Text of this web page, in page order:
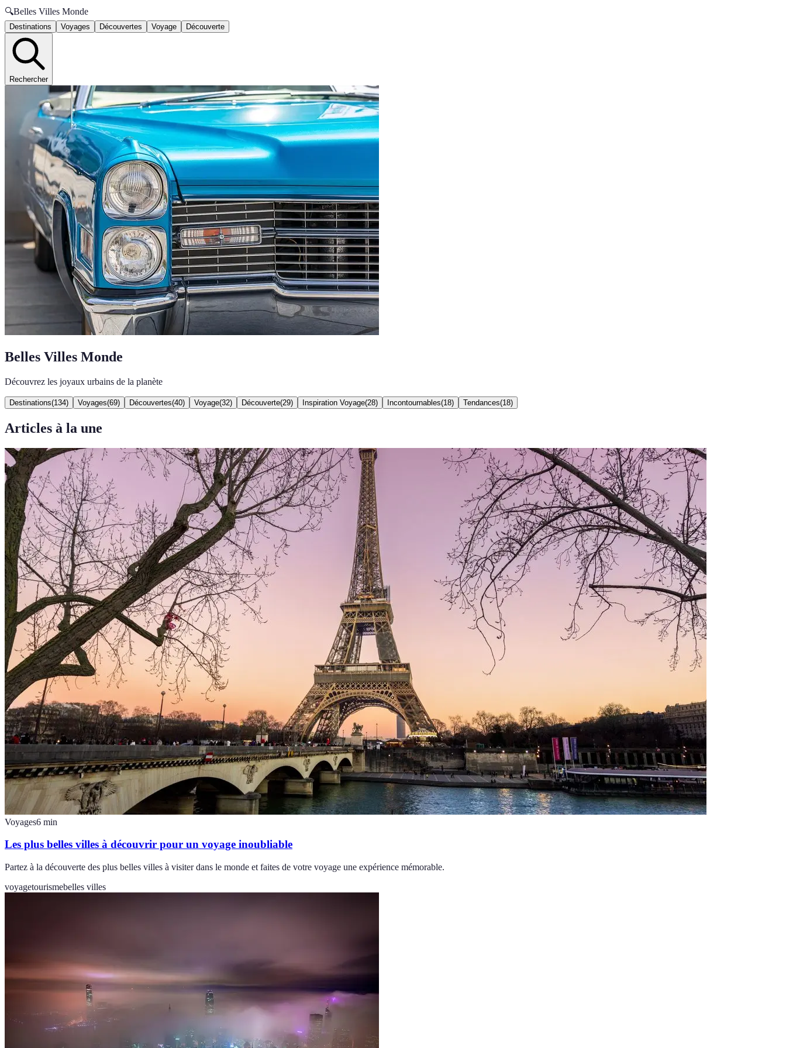
🔍Belles Villes Monde
Destinations Voyages Découvertes Voyage Découverte
Rechercher
Belles Villes Monde
Découvrez les joyaux urbains de la planète
Destinations(134) Voyages(69) Découvertes(40) Voyage(32) Découverte(29) Inspiration Voyage(28) Incontournables(18) Tendances(18)
Articles à la une
Voyages6 min
Les plus belles villes à découvrir pour un voyage inoubliable
Partez à la découverte des plus belles villes à visiter dans le monde et faites de votre voyage une expérience mémorable.
voyagetourismebelles villes